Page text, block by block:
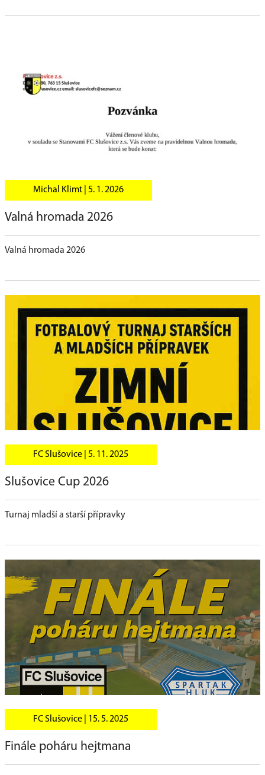
Michal Klimt | 5. 1. 2026
Valná hromada 2026
Valná hromada 2026
FC Slušovice | 5. 11. 2025
Slušovice Cup 2026
Turnaj mladší a starší přípravky
FC Slušovice | 15. 5. 2025
Finále poháru hejtmana